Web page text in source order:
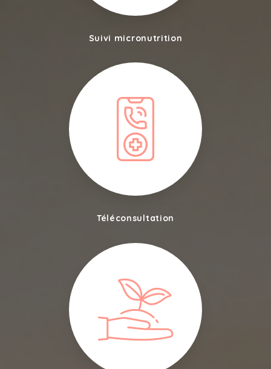
Suivi micronutrition
Téléconsultation